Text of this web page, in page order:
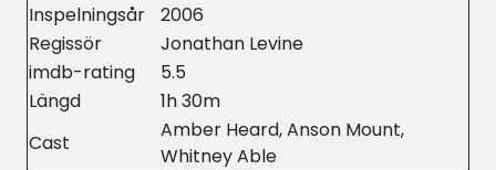
Inspelningsår
2006
Regissör
Jonathan Levine
imdb-rating
5.5
Längd
1h 30m
Cast
Amber Heard, Anson Mount,
Whitney Able